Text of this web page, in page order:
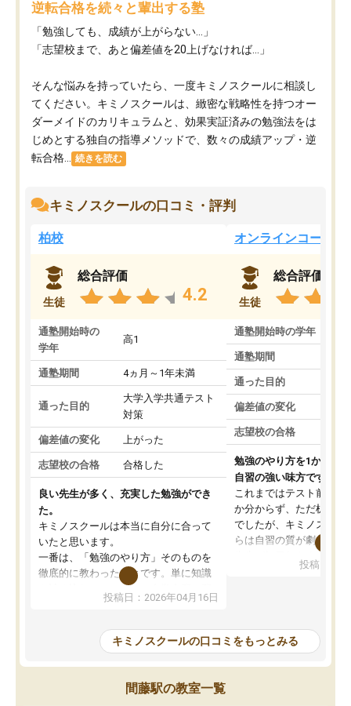
逆転合格を続々と輩出する塾
「勉強しても、成績が上がらない…」
「志望校まで、あと偏差値を20上げなければ…」
そんな悩みを持っていたら、一度キミノスクールに相談し
てください。キミノスクールは、緻密な戦略性を持つオー
ダーメイドのカリキュラムと、効果実証済みの勉強法をは
じめとする独自の指導メソッドで、数々の成績アップ・逆
転合格...
続きを読む
キミノスクールの口コミ・評判
柏校
生徒
総合評価
4.2
通塾開始時の
学年
高1
通塾期間 4ヵ月～1年未満
通った目的
大学入学共通テスト
対策
偏差値の変化 上がった
志望校の合格 合格した
良い先生が多く、充実した勉強ができ
た。
キミノスクールは本当に自分に合って
いたと思います。
一番は、「勉強のやり方」そのものを
徹底的に教わったことです。単に知識
を詰め込むのではなく、自学自習の習
慣が身につくよう並走してくれるの
はなくなりました。
講師の方との距離も近く、親身なコー
チングのおかげで、停滞期もモチベー
ションを維持できました。「やらされ
投稿日：2026年04月16日
オンラインコース
生徒
総合評価
通塾開始時の学年
通塾期間
通った目的
偏差値の変化
志望校の合格
勉強のやり方を1から教
自習の強い味方です。
これまではテスト前に何
か分からず、ただ机に座
でしたが、キミノスクー
らは自習の質が劇的に変
を明確にしてくれるの
の仕方をコーチングして
ルなので、家での学習習
身につきました。結果と
投稿日：
キミノスクールの口コミをもっとみる
間藤駅の教室一覧